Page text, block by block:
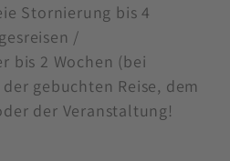
Stornierung bis 4
/
bis 2 Wochen (bei
gebuchten Reise, dem
der Veranstaltung!